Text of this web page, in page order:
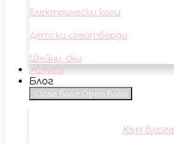
Електрически коли
Детски скейтборди
Шейни, ски
Услуги
Блог
Close Блог Open Блог
Към блога